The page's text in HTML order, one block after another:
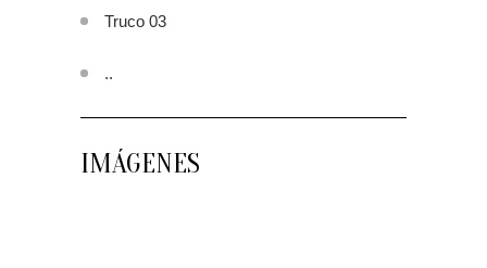
Truco 03
..
IMÁGENES